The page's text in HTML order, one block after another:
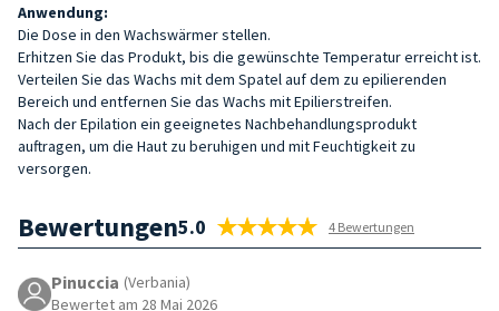
Anwendung:
Die Dose in den Wachswärmer stellen.
Erhitzen Sie das Produkt, bis die gewünschte Temperatur erreicht ist.
Verteilen Sie das Wachs mit dem Spatel auf dem zu epilierenden
Bereich und entfernen Sie das Wachs mit Epilierstreifen.
Nach der Epilation ein geeignetes Nachbehandlungsprodukt
auftragen, um die Haut zu beruhigen und mit Feuchtigkeit zu
versorgen.
Bewertungen5.0 4 Bewertungen
Pinuccia (Verbania)
Bewertet am 28 Mai 2026